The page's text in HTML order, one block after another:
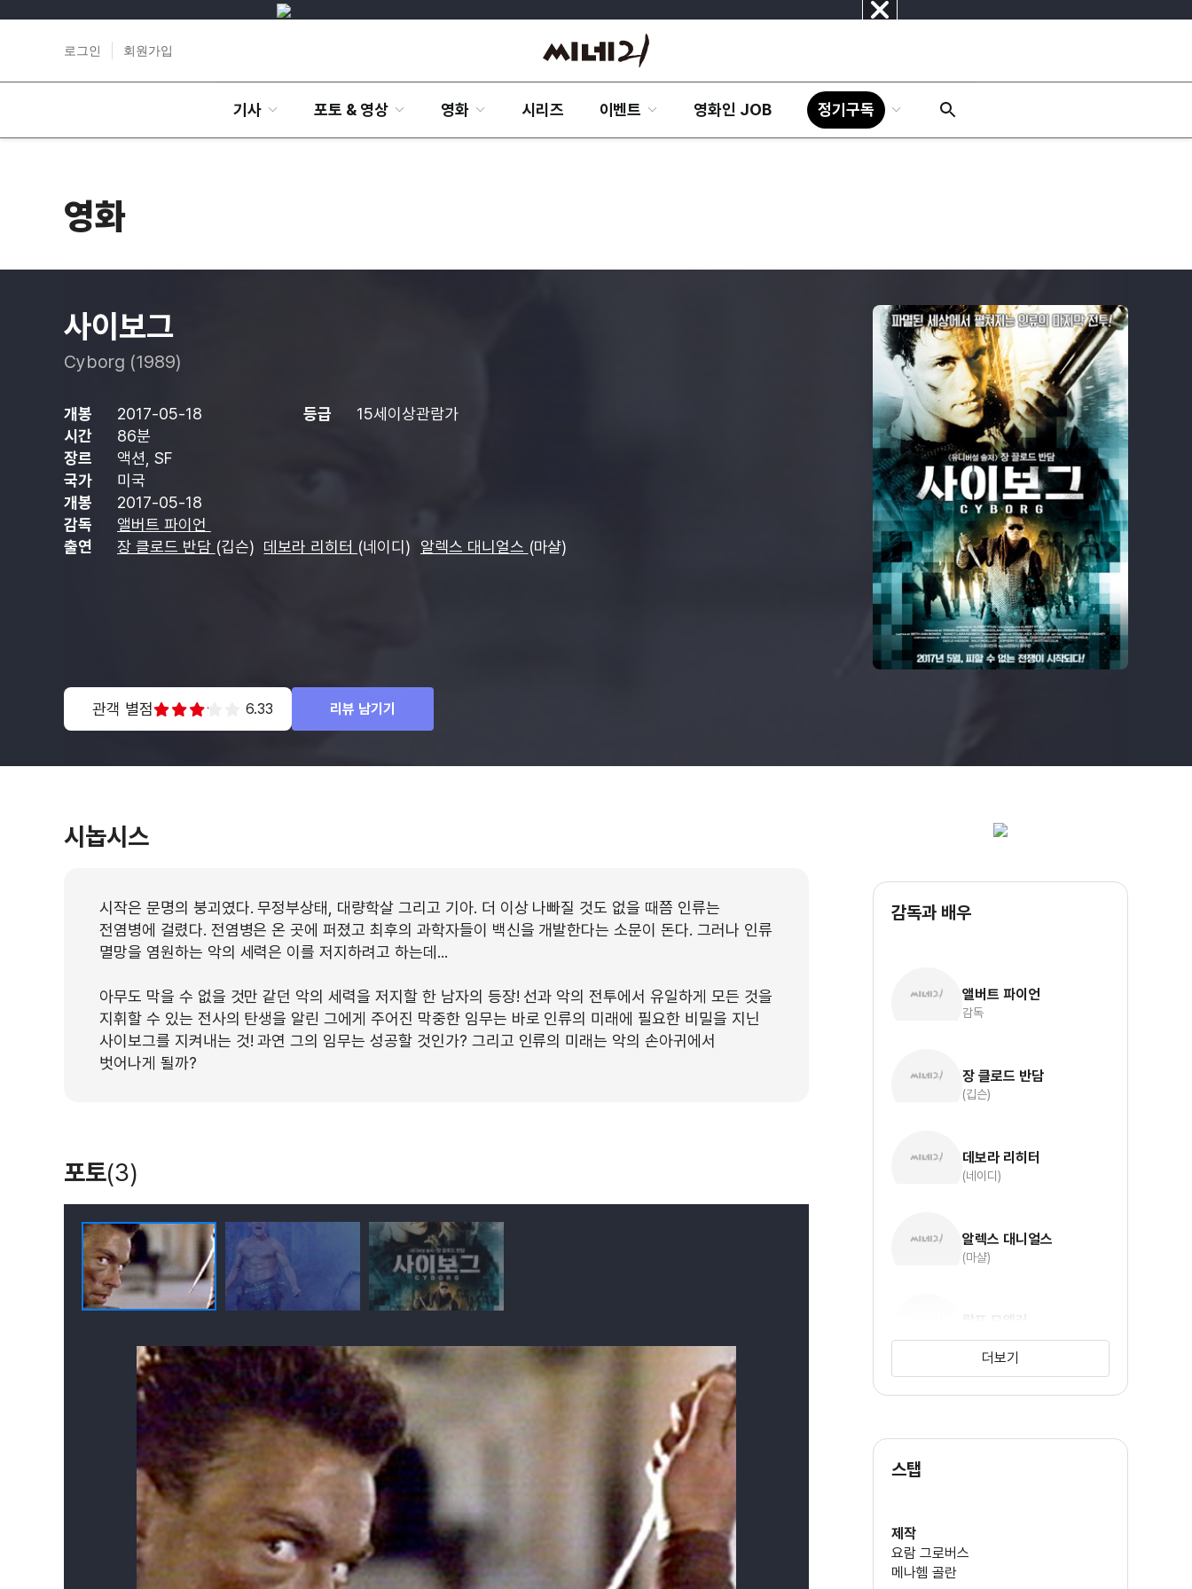
닫
로그인 회원가입
기사 포토 & 영상 영화 시리즈 이벤트 영화인 JOB 정기구독
영화
사이보그
Cyborg (1989)
개봉 2017-05-18 등급
15세이상관람가
시간
86분
장르
액션, SF
국가
미국
개봉
2017-05-18
감독
앨버트 파이언
출연
장 클로드 반담 (깁슨) 데보라 리히터 (네이디) 알렉스 대니얼스 (마샬)
관객 별점 6.33 리뷰 남기기
시놉시스
시작은 문명의 붕괴였다. 무정부상태, 대량학살 그리고 기아. 더 이상 나빠질 것도 없을 때쯤 인류는
전염병에 걸렸다. 전염병은 온 곳에 퍼졌고 최후의 과학자들이 백신을 개발한다는 소문이 돈다. 그러나 인류
멸망을 염원하는 악의 세력은 이를 저지하려고 하는데...
아무도 막을 수 없을 것만 같던 악의 세력을 저지할 한 남자의 등장! 선과 악의 전투에서 유일하게 모든 것을
지휘할 수 있는 전사의 탄생을 알린 그에게 주어진 막중한 임무는 바로 인류의 미래에 필요한 비밀을 지닌
사이보그를 지켜내는 것! 과연 그의 임무는 성공할 것인가? 그리고 인류의 미래는 악의 손아귀에서
벗어나게 될까?
포토(3)
감독과 배우
앨버트 파이언
감독
장 클로드 반담
(깁슨)
데보라 리히터
(네이디)
알렉스 대니얼스
(마샬)
랄프 모엘러
(브릭)
더보기
스탭
제작
요람 그로버스
메나헴 골란